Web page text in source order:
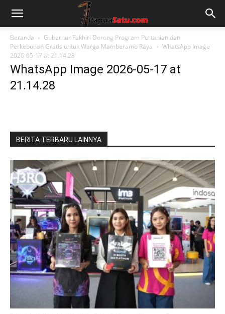
Beranda
Gubernur Fakhiri Dorong Program Pertanian dan
Perkebunan Gratis untuk Warga Mamberamo Raya
WhatsApp Image
2026-05-17 at 21.14.28
WhatsApp Image 2026-05-17 at
21.14.28
BERITA TERBARU LAINNYA